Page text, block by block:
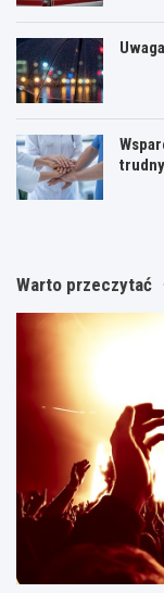
Warto przeczytać